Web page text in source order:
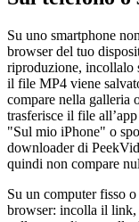
Su uno smartphone
browser del tuo
riproduzione, incollalo
il file MP4 viene
compare nella galleria
trasferisce il file
"Sul mio iPhone" o
downloader di
quindi non compare
Su un computer fisso
browser: incolla il link,